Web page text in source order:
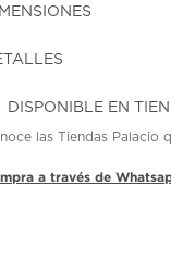
DISPONIBLE EN
las Tiendas Palacio
a través de